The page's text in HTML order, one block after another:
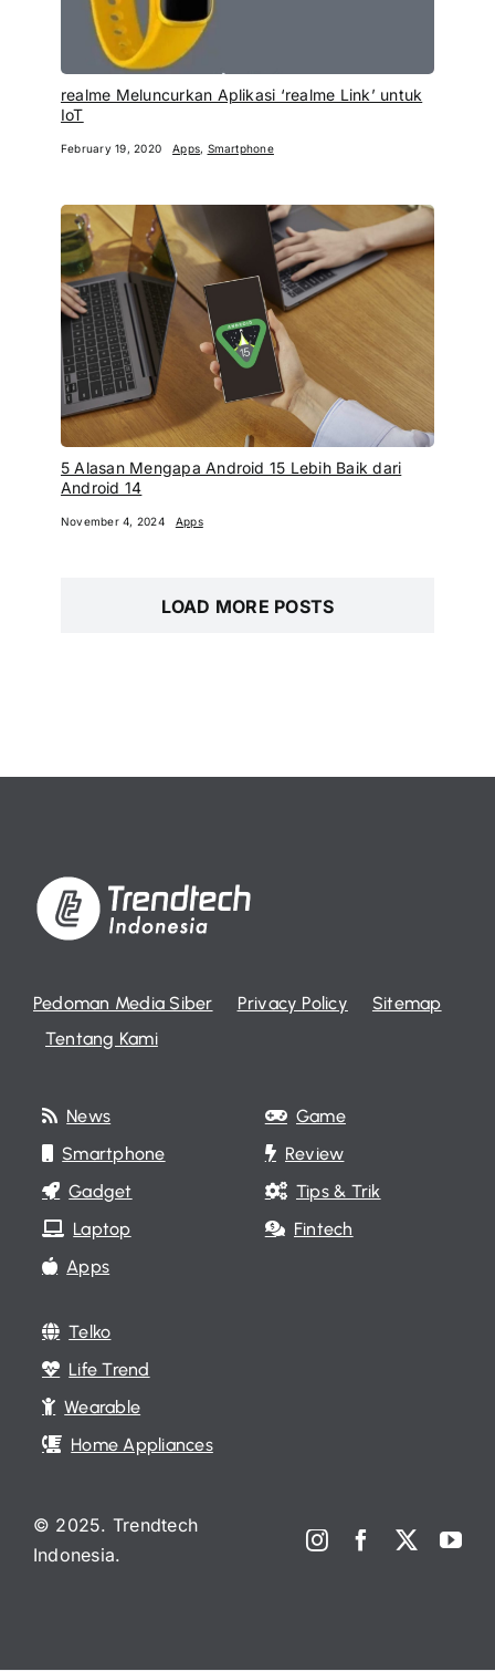
realme Meluncurkan Aplikasi ‘realme Link’ untuk
IoT
February 19, 2020 Apps, Smartphone
5 Alasan Mengapa Android 15 Lebih Baik dari
Android 14
November 4, 2024 Apps
LOAD MORE POSTS
Pedoman Media Siber Privacy Policy
Sitemap
Tentang Kami
News
Smartphone
Gadget
Laptop
Apps
Game
Review
Tips & Trik
Fintech
Telko
Life Trend
Wearable
Home Appliances
© 2025. Trendtech
Indonesia.